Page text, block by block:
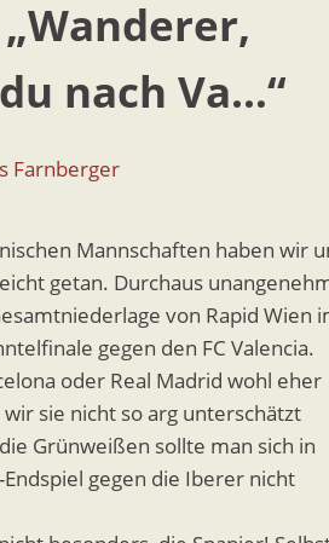
nach Va…“
Farnberger
Mannschaften haben wir
getan. Durchaus
von Rapid Wien
gegen den FC Valencia.
oder Real Madrid wohl eher
sie nicht so arg unterschätzt
Grünweißen sollte man sich in
gegen die Iberer nicht